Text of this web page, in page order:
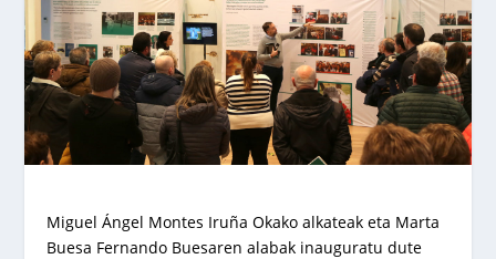
Miguel Ángel Montes Iruña Okako alkateak eta Marta
Buesa Fernando Buesaren alabak inauguratu dute